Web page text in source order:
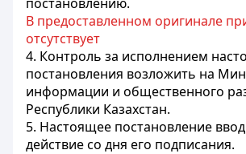
В предоставленном оригинале
отсутствует
4. Контроль за исполнением
постановления возложить на
информации и общественного
Республики Казахстан.
5. Настоящее постановление
действие со дня его подписания.